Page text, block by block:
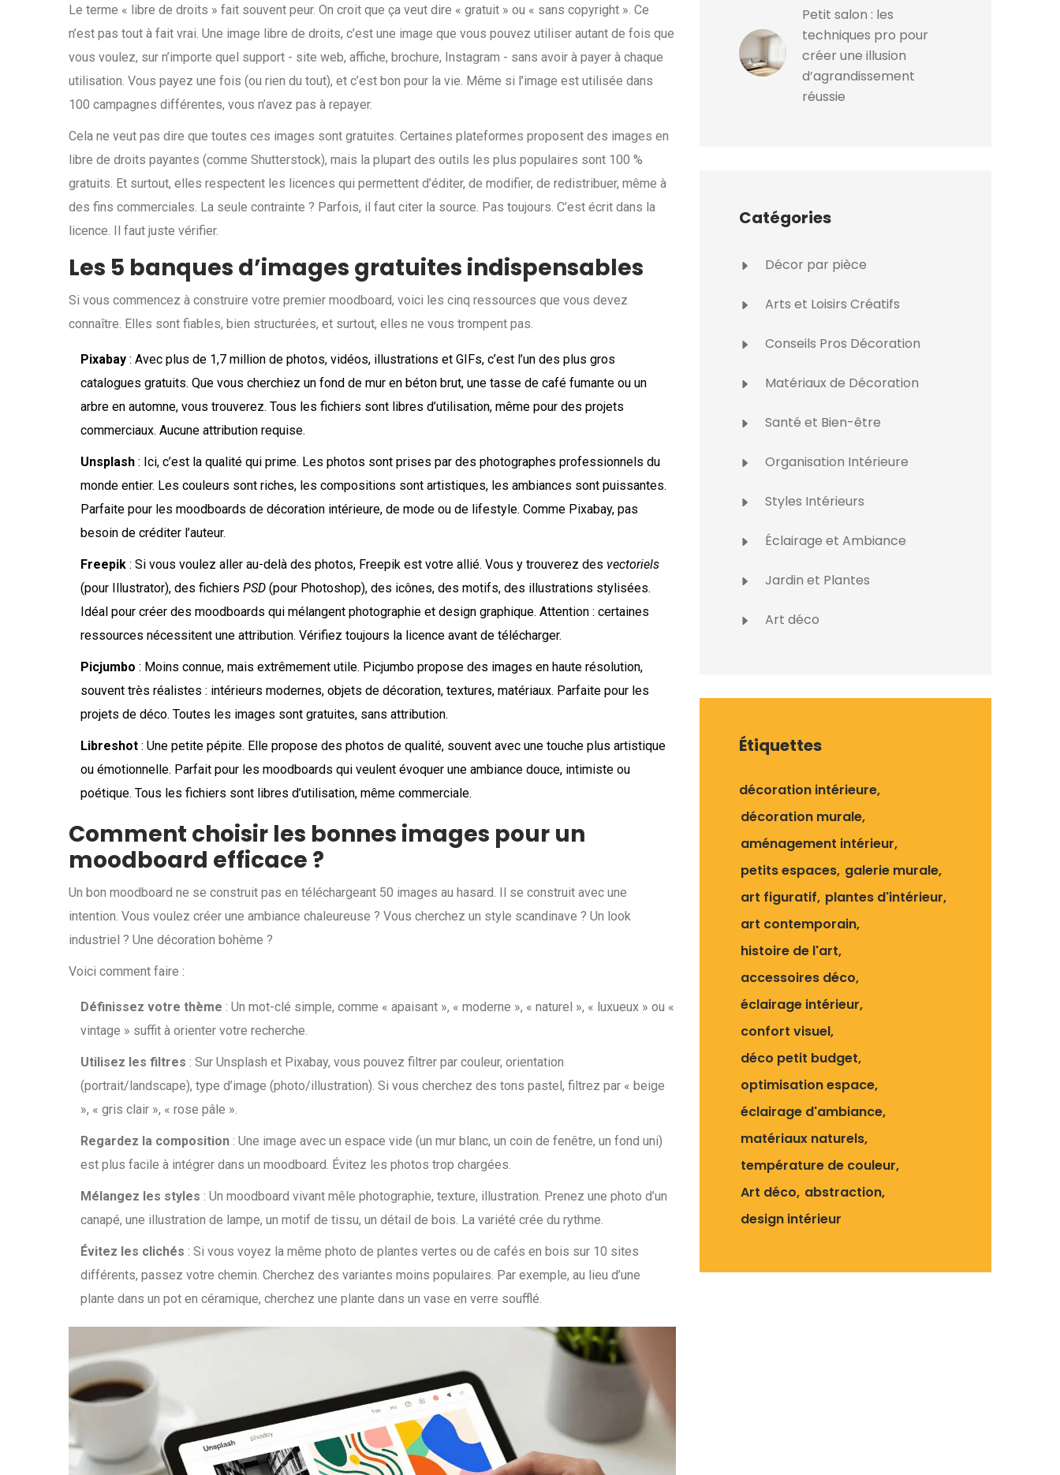
Le terme « libre de droits » fait souvent peur. On croit que ça veut dire « gratuit » ou « sans copyright ». Ce
n’est pas tout à fait vrai. Une image libre de droits, c’est une image que vous pouvez utiliser autant de fois que
vous voulez, sur n’importe quel support - site web, affiche, brochure, Instagram - sans avoir à payer à chaque
utilisation. Vous payez une fois (ou rien du tout), et c’est bon pour la vie. Même si l’image est utilisée dans
100 campagnes différentes, vous n’avez pas à repayer.
Cela ne veut pas dire que toutes ces images sont gratuites. Certaines plateformes proposent des images en
libre de droits payantes (comme Shutterstock), mais la plupart des outils les plus populaires sont 100 %
gratuits. Et surtout, elles respectent les licences qui permettent d’éditer, de modifier, de redistribuer, même à
des fins commerciales. La seule contrainte ? Parfois, il faut citer la source. Pas toujours. C’est écrit dans la
licence. Il faut juste vérifier.
Les 5 banques d’images gratuites indispensables
Si vous commencez à construire votre premier moodboard, voici les cinq ressources que vous devez
connaître. Elles sont fiables, bien structurées, et surtout, elles ne vous trompent pas.
Pixabay : Avec plus de 1,7 million de photos, vidéos, illustrations et GIFs, c’est l’un des plus gros
catalogues gratuits. Que vous cherchiez un fond de mur en béton brut, une tasse de café fumante ou un
arbre en automne, vous trouverez. Tous les fichiers sont libres d’utilisation, même pour des projets
commerciaux. Aucune attribution requise.
Unsplash : Ici, c’est la qualité qui prime. Les photos sont prises par des photographes professionnels du
monde entier. Les couleurs sont riches, les compositions sont artistiques, les ambiances sont puissantes.
Parfaite pour les moodboards de décoration intérieure, de mode ou de lifestyle. Comme Pixabay, pas
besoin de créditer l’auteur.
Freepik : Si vous voulez aller au-delà des photos, Freepik est votre allié. Vous y trouverez des vectoriels
(pour Illustrator), des fichiers PSD (pour Photoshop), des icônes, des motifs, des illustrations stylisées.
Idéal pour créer des moodboards qui mélangent photographie et design graphique. Attention : certaines
ressources nécessitent une attribution. Vérifiez toujours la licence avant de télécharger.
Picjumbo : Moins connue, mais extrêmement utile. Picjumbo propose des images en haute résolution,
souvent très réalistes : intérieurs modernes, objets de décoration, textures, matériaux. Parfaite pour les
projets de déco. Toutes les images sont gratuites, sans attribution.
Libreshot : Une petite pépite. Elle propose des photos de qualité, souvent avec une touche plus artistique
ou émotionnelle. Parfait pour les moodboards qui veulent évoquer une ambiance douce, intimiste ou
poétique. Tous les fichiers sont libres d’utilisation, même commerciale.
Comment choisir les bonnes images pour un
moodboard efficace ?
Un bon moodboard ne se construit pas en téléchargeant 50 images au hasard. Il se construit avec une
intention. Vous voulez créer une ambiance chaleureuse ? Vous cherchez un style scandinave ? Un look
industriel ? Une décoration bohème ?
Voici comment faire :
Définissez votre thème : Un mot-clé simple, comme « apaisant », « moderne », « naturel », « luxueux » ou «
vintage » suffit à orienter votre recherche.
Utilisez les filtres : Sur Unsplash et Pixabay, vous pouvez filtrer par couleur, orientation
(portrait/landscape), type d’image (photo/illustration). Si vous cherchez des tons pastel, filtrez par « beige
», « gris clair », « rose pâle ».
Regardez la composition : Une image avec un espace vide (un mur blanc, un coin de fenêtre, un fond uni)
est plus facile à intégrer dans un moodboard. Évitez les photos trop chargées.
Mélangez les styles : Un moodboard vivant mêle photographie, texture, illustration. Prenez une photo d’un
canapé, une illustration de lampe, un motif de tissu, un détail de bois. La variété crée du rythme.
Évitez les clichés : Si vous voyez la même photo de plantes vertes ou de cafés en bois sur 10 sites
différents, passez votre chemin. Cherchez des variantes moins populaires. Par exemple, au lieu d’une
plante dans un pot en céramique, cherchez une plante dans un vase en verre soufflé.
Petit salon : les
techniques pro pour
créer une illusion
d’agrandissement
réussie
Catégories
Décor par pièce
Arts et Loisirs Créatifs
Conseils Pros Décoration
Matériaux de Décoration
Santé et Bien-être
Organisation Intérieure
Styles Intérieurs
Éclairage et Ambiance
Jardin et Plantes
Art déco
Étiquettes
décoration intérieure
décoration murale
aménagement intérieur
petits espaces galerie murale
art figuratif plantes d'intérieur
art contemporain
histoire de l'art
accessoires déco
éclairage intérieur
confort visuel
déco petit budget
optimisation espace
éclairage d'ambiance
matériaux naturels
température de couleur
Art déco abstraction
design intérieur